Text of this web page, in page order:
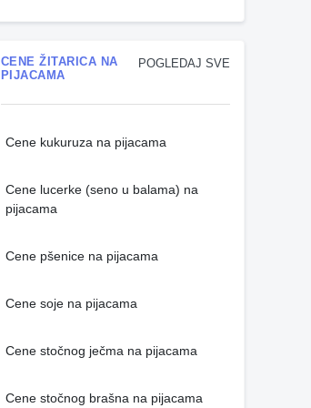
POGLEDAJ SVE
CENE ŽITARICA NA
PIJACAMA
Cene kukuruza na pijacama
Cene lucerke (seno u balama) na
pijacama
Cene pšenice na pijacama
Cene soje na pijacama
Cene stočnog ječma na pijacama
Cene stočnog brašna na pijacama